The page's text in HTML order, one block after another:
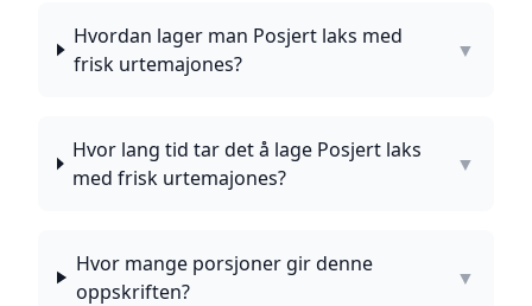
Hvordan lager man Posjert laks med
frisk urtemajones?
▼
Hvor lang tid tar det å lage Posjert laks
med frisk urtemajones?
▼
Hvor mange porsjoner gir denne
oppskriften?
▼